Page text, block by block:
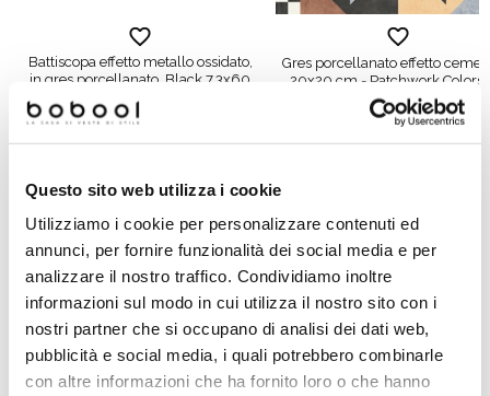
Questo sito web utilizza i cookie
Utilizziamo i cookie per personalizzare contenuti ed
annunci, per fornire funzionalità dei social media e per
analizzare il nostro traffico. Condividiamo inoltre
informazioni sul modo in cui utilizza il nostro sito con i
nostri partner che si occupano di analisi dei dati web,
pubblicità e social media, i quali potrebbero combinarle
con altre informazioni che ha fornito loro o che hanno
Battiscopa effetto metallo ossidato,
in gres porcellanato, Black 7,3x60
Sant'Agostino
Gres porcellanato effetto
20x20 cm - Patchwork Colors
Ceramica Sant'Agostino
Prodotti simili